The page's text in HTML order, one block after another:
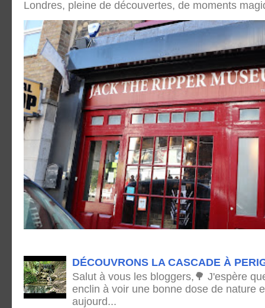
Londres, pleine de découvertes, de moments
DÉCOUVRONS LA CASCADE À
Salut à vous les bloggers,🌳 J'espère
enclin à voir une bonne dose de nature
aujourd...